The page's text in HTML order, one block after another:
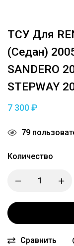
ТСУ Для
(седан)
SANDERO
STEPWAY
7 300₽
79
Количество
Сравнить